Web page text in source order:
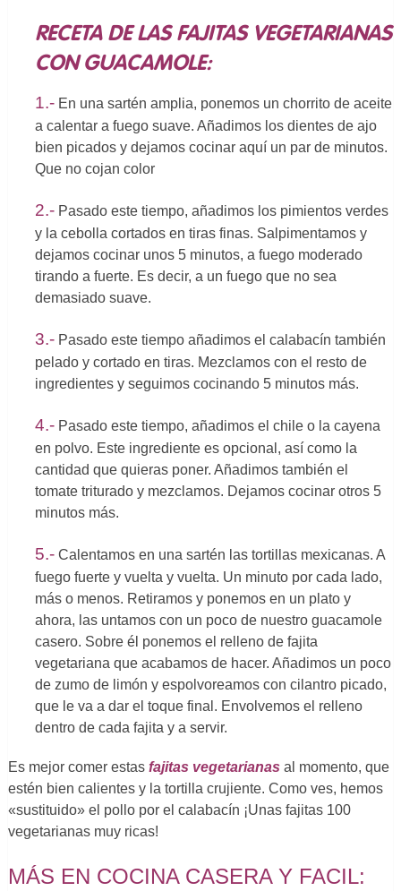
RECETA DE LAS FAJITAS VEGETARIANAS
CON GUACAMOLE:
1.-En una sartén amplia, ponemos un chorrito de aceite
a calentar a fuego suave. Añadimos los dientes de ajo
bien picados y dejamos cocinar aquí un par de minutos.
Que no cojan color
2.-Pasado este tiempo, añadimos los pimientos verdes
y la cebolla cortados en tiras finas. Salpimentamos y
dejamos cocinar unos 5 minutos, a fuego moderado
tirando a fuerte. Es decir, a un fuego que no sea
demasiado suave.
3.-Pasado este tiempo añadimos el calabacín también
pelado y cortado en tiras. Mezclamos con el resto de
ingredientes y seguimos cocinando 5 minutos más.
4.-Pasado este tiempo, añadimos el chile o la cayena
en polvo. Este ingrediente es opcional, así como la
cantidad que quieras poner. Añadimos también el
tomate triturado y mezclamos. Dejamos cocinar otros 5
minutos más.
5.-Calentamos en una sartén las tortillas mexicanas. A
fuego fuerte y vuelta y vuelta. Un minuto por cada lado,
más o menos. Retiramos y ponemos en un plato y
ahora, las untamos con un poco de nuestro guacamole
casero. Sobre él ponemos el relleno de fajita
vegetariana que acabamos de hacer. Añadimos un poco
de zumo de limón y espolvoreamos con cilantro picado,
que le va a dar el toque final. Envolvemos el relleno
dentro de cada fajita y a servir.
Es mejor comer estas fajitas vegetarianas al momento, que
estén bien calientes y la tortilla crujiente. Como ves, hemos
«sustituido» el pollo por el calabacín ¡Unas fajitas 100
vegetarianas muy ricas!
MÁS EN COCINA CASERA Y FACIL: